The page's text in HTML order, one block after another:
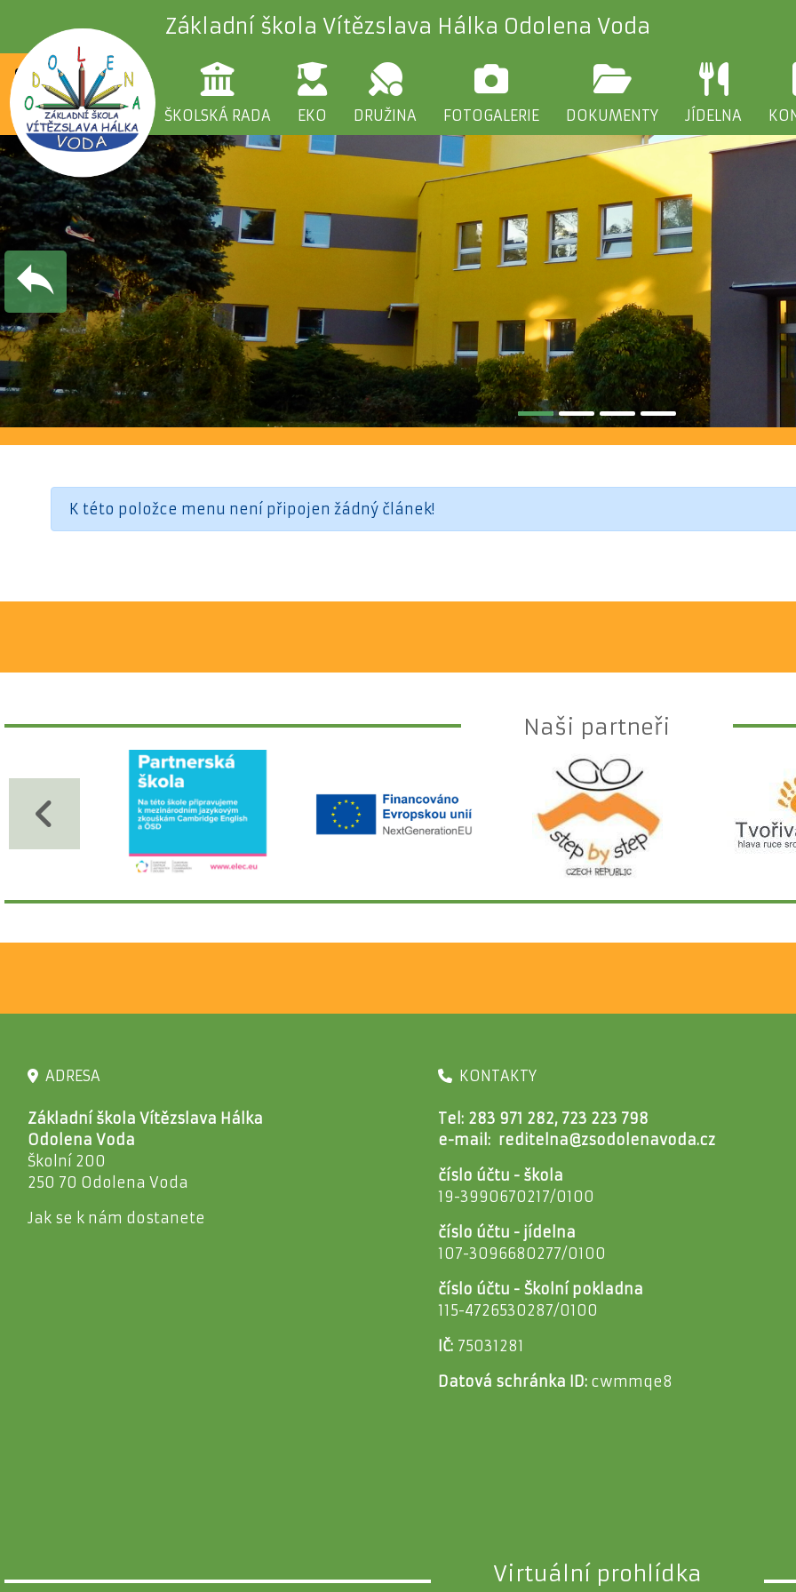
Základní škola Vítězslava Hálka Odolena Voda
ŠKOLA RODIČE ŠKOLSKÁ RADA EKO DRUŽINA FOTOGALERIE DOKUMENTY JÍDELNA
K této položce menu není připojen žádný článek!
Naši partneři
ADRESA
Základní škola Vítězslava Hálka
Odolena Voda
Školní 200
250 70 Odolena Voda
Jak se k nám dostanete
KONTAKTY
Tel: 283 971 282, 723 223 798
e-mail: reditelna@zsodolenavoda.cz
číslo účtu - škola
19-3990670217/0100
číslo účtu - jídelna
107-3096680277/0100
číslo účtu - Školní pokladna
115-4726530287/0100
IČ: 75031281
Datová schránka ID: cwmmqe8
Virtuální prohlídka